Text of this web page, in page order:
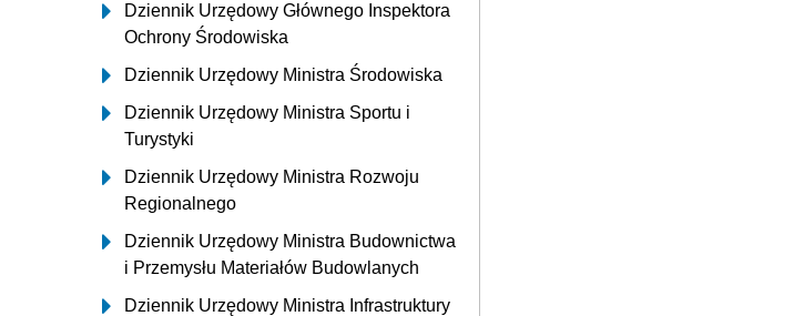
Dziennik Urzędowy Głównego Inspektora
Ochrony Środowiska
Dziennik Urzędowy Ministra Środowiska
Dziennik Urzędowy Ministra Sportu i
Turystyki
Dziennik Urzędowy Ministra Rozwoju
Regionalnego
Dziennik Urzędowy Ministra Budownictwa
i Przemysłu Materiałów Budowlanych
Dziennik Urzędowy Ministra Infrastruktury